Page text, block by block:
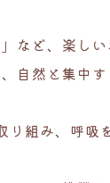
など、楽しい
自然と集中
組み、呼吸